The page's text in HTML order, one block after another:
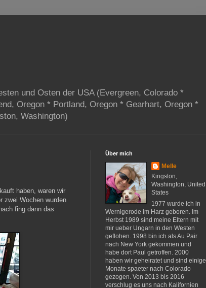
und Osten der USA (Evergreen, Colorado *
Oregon * Portland, Oregon * Gearhart, Oregon *
Washington)
haben, waren wir
zwei Wochen wurden
fing dann das
Über mich
Melle
Kingston,
Washington, United
States
1977 wurde ich in
Wernigerode im Harz geboren. Im
Herbst 1989 sind meine Eltern mit
mir ueber Ungarn in den Westen
geflohen. 1998 bin ich als Au Pair
nach New York gekommen und
habe dort Paul getroffen. 2000
haben wir geheiratet und sind einige
Monate spaeter nach Colorado
gezogen. Von 2013 bis 2016
verschlug es uns nach Kalifornien